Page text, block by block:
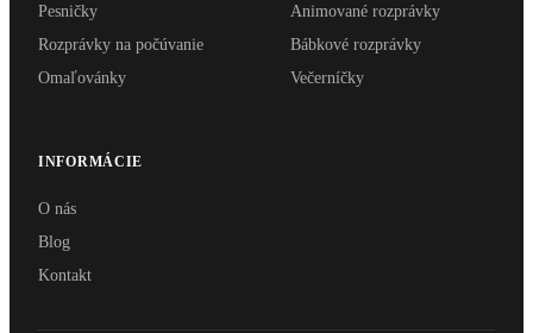
Pesničky
Rozprávky na počúvanie
Omaľovánky
Animované rozprávky
Bábkové rozprávky
Večerníčky
INFORMÁCIE
O nás
Blog
Kontakt